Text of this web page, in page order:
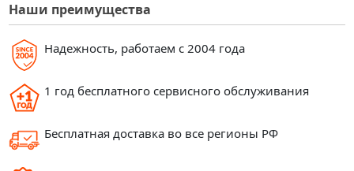
Наши преимущества
Надежность, работаем с 2004 года
1 год бесплатного сервисного обслуживания
Бесплатная доставка во все регионы РФ